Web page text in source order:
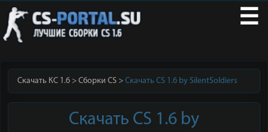
☰
Скачать КС 1.6 Сборки CS Скачать CS 1.6 by SilentSoldiers
Скачать CS 1.6 by